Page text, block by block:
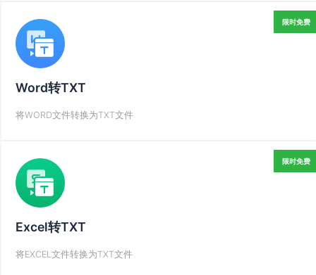
Word转TXT
将WORD文件转换为TXT文件
限时免费
Excel转TXT
将EXCEL文件转换为TXT文件
限时免费